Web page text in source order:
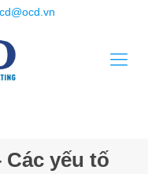
Các yếu tố